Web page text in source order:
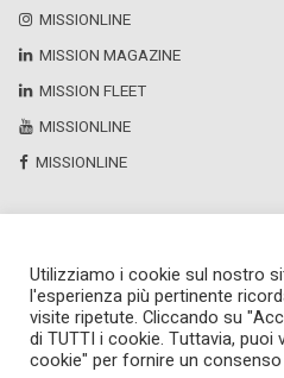
MISSIONLINE
MISSION MAGAZINE
MISSION FLEET
MISSIONLINE
MISSIONLINE
Copyright © 2025 by Newsteca
P.Iva 13171520151
Utilizziamo i cookie sul nostro
l'esperienza più pertinente
visite ripetute. Cliccando su
di TUTTI i cookie. Tuttavia,
cookie" per fornire un